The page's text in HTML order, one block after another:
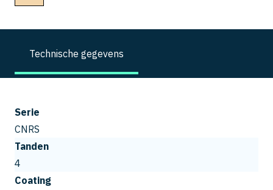
Technische gegevens
Serie
CNRS
Tanden
4
Coating